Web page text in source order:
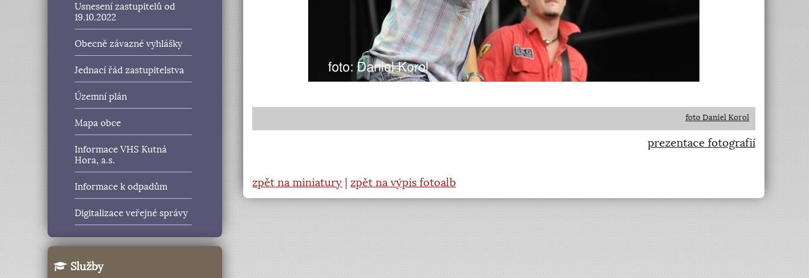
Usnesení zastupitelů od
19.10.2022
Obecně závazné vyhlášky
Jednací řád zastupitelstva
Územní plán
Mapa obce
Informace VHS Kutná
Hora, a.s.
Informace k odpadům
Digitalizace veřejné správy
Služby
foto Daniel Korol
prezentace fotografií
zpět na miniatury |zpět na výpis fotoalb